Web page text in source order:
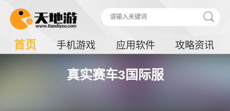
首页 手机游戏 应用软件 攻略资讯
真实赛车3国际服